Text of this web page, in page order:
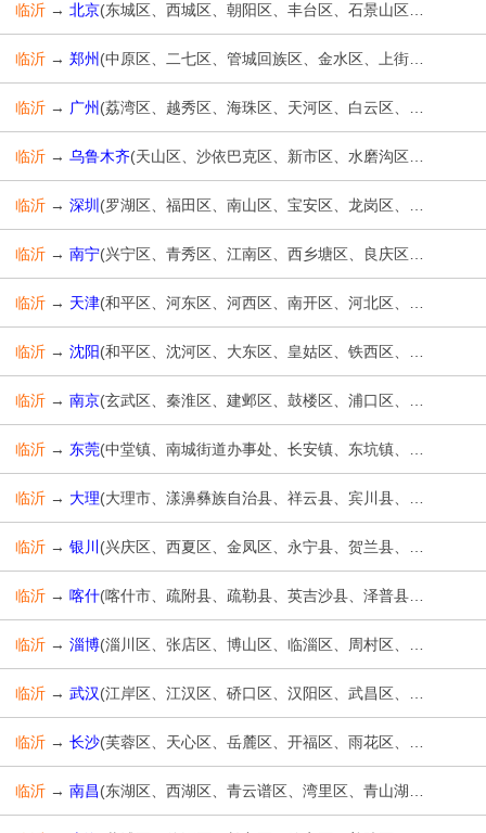
临沂 →北京(东城区、西城区、朝阳区、丰台区、石景山区、海淀区、门头沟区、房山区、通州区、顺义区、昌平区、大兴区、怀柔区、平谷区、密云区、延庆区)
临沂 →郑州 (中原区、二七区、管城回族区、金水区、上街区、惠济区、中牟县、巩义市、荥阳市、新密市、新郑市、登封市、高新技术开发区、经济技术开发区)
临沂 → 广州 (荔湾区、越秀区、海珠区、天河区、白云区、黄埔区、番禺区、花都区、南沙区、从化区、增城区)
临沂 →乌鲁木齐(天山区、沙依巴克区、新市区、水磨沟区、头屯河区、达坂城区、米东区、乌鲁木齐县)
临沂 →深圳 (罗湖区、福田区、南山区、宝安区、龙岗区、盐田区、龙华区、坪山区、光明区)
临沂 →南宁(兴宁区、青秀区、江南区、西乡塘区、良庆区、邕宁区、武鸣区、隆安县、马山县、上林县、宾阳县、横县)
临沂 → 天津(和平区、河东区、河西区、南开区、河北区、红桥区、东丽区、西青区、津南区、北辰区、武清区、宝坻区、滨海新区、宁河区、静海区、蓟州区)
临沂 →沈阳(和平区、沈河区、大东区、皇姑区、铁西区、苏家屯区、浑南区、沈北新区、于洪区、辽中区、康平县、法库县、新民市、经济技术开发区)
临沂 →南京(玄武区、秦淮区、建邺区、鼓楼区、浦口区、栖霞区、雨花台区、江宁区、六合区、溧水区、高淳区)
临沂 → 东莞(中堂镇、南城街道办事处、长安镇、东坑镇、樟木头镇、莞城街道办事处、石龙镇、桥头镇、万江街道办事处、麻涌镇、虎门镇、谢岗镇、石碣镇、茶山镇、东城街道办事处、洪梅镇、道滘镇、高埗镇、企石镇、凤岗镇、大岭山镇、松山湖管委会、清溪镇、望牛墩镇、厚街镇、常平镇、寮步镇、石排镇、横沥镇、塘厦镇、黄江镇、大朗镇、东莞港、东莞生态园、沙田镇)
临沂 → 大理(大理市、漾濞彝族自治县、祥云县、宾川县、弥渡县、南涧彝族自治县、巍山彝族回族自治县、永平县、云龙县、洱源县、剑川县、鹤庆县)
临沂 →银川 (兴庆区、西夏区、金凤区、永宁县、贺兰县、灵武市)
临沂 →喀什(喀什市、疏附县、疏勒县、英吉沙县、泽普县、莎车县、叶城县、麦盖提县、岳普湖县、伽师县、巴楚县、塔什库尔干塔吉克自治县)
临沂 →淄博(淄川区、张店区、博山区、临淄区、周村区、桓台县、高青县、沂源县)
临沂 →武汉(江岸区、江汉区、硚口区、汉阳区、武昌区、青山区、洪山区、东西湖区、汉南区、蔡甸区、江夏区、黄陂区、新洲区)
临沂 →长沙(芙蓉区、天心区、岳麓区、开福区、雨花区、望城区、长沙县、浏阳市、宁乡市)
临沂 →南昌(东湖区、西湖区、青云谱区、湾里区、青山湖区、新建区、南昌县、安义县、进贤县、经济技术开发区、高新区)